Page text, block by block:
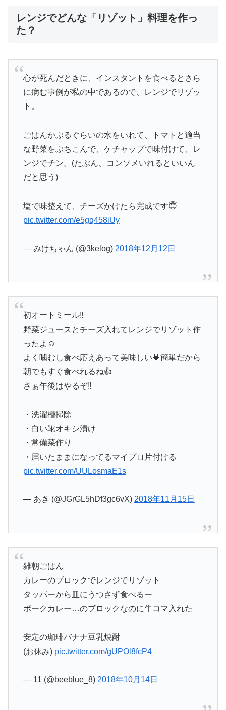
レンジでどんな「リゾット」料理を作っ
た？
心が死んだときに、インスタントを食べるとさら
に病む事例が私の中であるので、レンジでリゾッ
ト。
ごはんかぶるぐらいの水をいれて、トマトと適当
な野菜をぶちこんで、ケチャップで味付けて、レ
ンジでチン。(たぶん、コンソメいれるといいん
だと思う)
塩で味整えて、チーズかけたら完成です😇
pic.twitter.com/e5gq458iUy
— みけちゃん (@3kelog) 2018年12月12日
初オートミール‼️
野菜ジュースとチーズ入れてレンジでリゾット作
ったよ☺️
よく噛むし食べ応えあって美味しい💗簡単だから
朝でもすぐ食べれるね👍
さぁ午後はやるぞ‼️
・洗濯槽掃除
・白い靴オキシ漬け
・常備菜作り
・届いたままになってるマイプロ片付ける
pic.twitter.com/UULosmaE1s
— あき (@JGrGL5hDf3gc6vX) 2018年11月15日
雑朝ごはん
カレーのブロックでレンジでリゾット
タッパーから皿にうつさず食べるー
ポークカレー…のブロックなのに牛コマ入れた
安定の珈琲バナナ豆乳焼酎
(お休み) pic.twitter.com/gUPOl8fcP4
— 11 (@beeblue_8) 2018年10月14日